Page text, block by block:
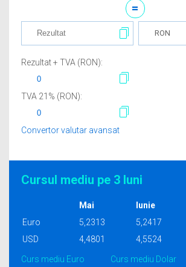
=
RON
Rezultat + TVA (RON):
TVA 21 % (RON):
Convertor valutar avansat
Cursul mediu pe 3 luni
Mai Iunie
Euro
5,2313 5,2417
USD
4,4801 4,5524
Curs mediu Euro Curs mediu Dolar